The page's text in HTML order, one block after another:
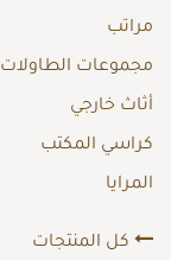
مراتب
مجموعات الطاولات
أثاث خارجي
كراسي المكتب
المرايا
كل المنتجات